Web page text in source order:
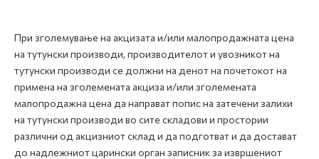
Е-Весник
При зголемување на акцизата и/или малопродажната цена
на тутунски производи, производителот и увозникот на
тутунски производи се должни на денот на почетокот на
примена на зголемената акциза и/или зголемената
малопродажна цена да направат попис на затечени залихи
на тутунски производи во сите складови и простории
различни од акцизниот склад и да подготват и да достават
до надлежниот царински орган записник за извршениот